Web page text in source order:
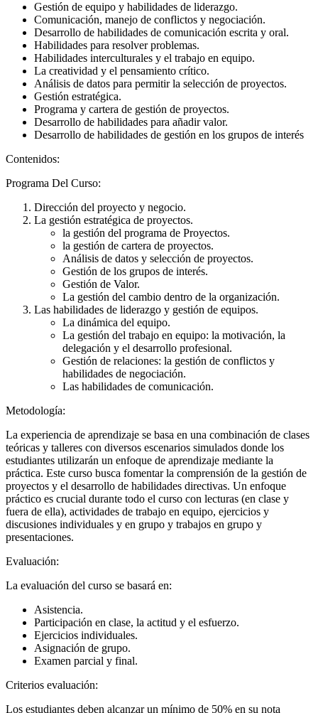
Gestión de equipo y habilidades de liderazgo.
Comunicación, manejo de conflictos y negociación.
Desarrollo de habilidades de comunicación escrita y oral.
Habilidades para resolver problemas.
Habilidades interculturales y el trabajo en equipo.
La creatividad y el pensamiento crítico.
Análisis de datos para permitir la selección de proyectos.
Gestión estratégica.
Programa y cartera de gestión de proyectos.
Desarrollo de habilidades para añadir valor.
Desarrollo de habilidades de gestión en los grupos de interés
Contenidos:
Programa Del Curso:
Dirección del proyecto y negocio.
La gestión estratégica de proyectos.
la gestión del programa de Proyectos.
la gestión de cartera de proyectos.
Análisis de datos y selección de proyectos.
Gestión de los grupos de interés.
Gestión de Valor.
La gestión del cambio dentro de la organización.
Las habilidades de liderazgo y gestión de equipos.
La dinámica del equipo.
La gestión del trabajo en equipo: la motivación, la
delegación y el desarrollo profesional.
Gestión de relaciones: la gestión de conflictos y
habilidades de negociación.
Las habilidades de comunicación.
Metodología:
La experiencia de aprendizaje se basa en una combinación de clases
teóricas y talleres con diversos escenarios simulados donde los
estudiantes utilizarán un enfoque de aprendizaje mediante la
práctica. Este curso busca fomentar la comprensión de la gestión de
proyectos y el desarrollo de habilidades directivas. Un enfoque
práctico es crucial durante todo el curso con lecturas (en clase y
fuera de ella), actividades de trabajo en equipo, ejercicios y
discusiones individuales y en grupo y trabajos en grupo y
presentaciones.
Evaluación:
La evaluación del curso se basará en:
Asistencia.
Participación en clase, la actitud y el esfuerzo.
Ejercicios individuales.
Asignación de grupo.
Examen parcial y final.
Criterios evaluación:
Los estudiantes deben alcanzar un mínimo de 50% en su nota